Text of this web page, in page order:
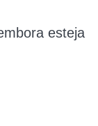
esteja